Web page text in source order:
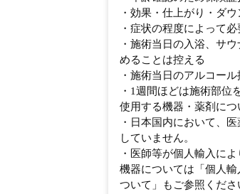
・効果・仕上がり・ダ
・症状の程度によって
・施術当日の入浴、サ
めることは控える
・施術当日のアルコー
・1週間ほどは施術部位
使用する機器・薬剤につ
・日本国内において、
していません。
・医師等が個人輸入に
機器については「個人
ついて」もご参照くださ